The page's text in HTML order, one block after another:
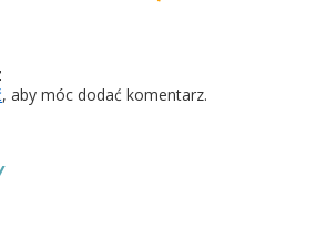
, aby móc dodać komentarz.